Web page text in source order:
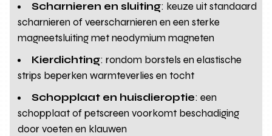
Scharnieren en sluiting: keuze uit standaard
scharnieren of veerscharnieren en een sterke
magneetsluiting met neodymium magneten
Kierdichting: rondom borstels en elastische
strips beperken warmteverlies en tocht
Schopplaat en huisdieroptie: een
schopplaat of petscreen voorkomt beschadiging
door voeten en klauwen